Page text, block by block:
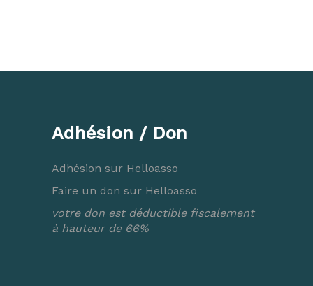
Adhésion / Don
Adhésion sur Helloasso
Faire un don sur Helloasso
votre don est déductible fiscalement
à hauteur de 66%